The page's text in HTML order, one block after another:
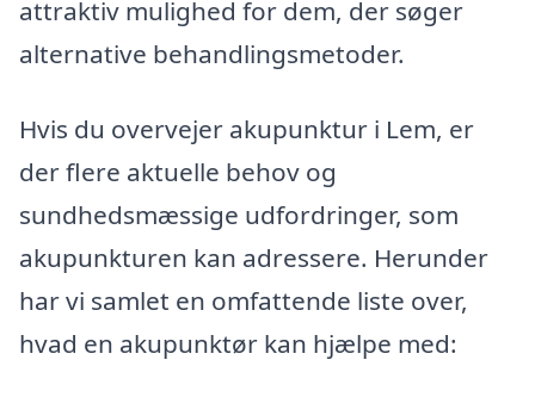
attraktiv mulighed for dem, der søger
alternative behandlingsmetoder.
Hvis du overvejer akupunktur i Lem, er
der flere aktuelle behov og
sundhedsmæssige udfordringer, som
akupunkturen kan adressere. Herunder
har vi samlet en omfattende liste over,
hvad en akupunktør kan hjælpe med: